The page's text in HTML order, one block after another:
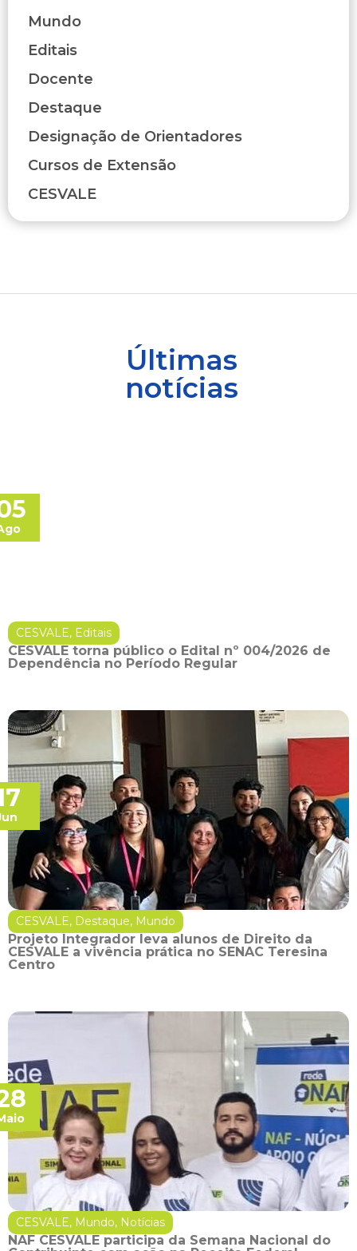
Mundo
Editais
Docente
Destaque
Designação de Orientadores
Cursos de Extensão
CESVALE
Últimas
notícias
CESVALE, Editais
CESVALE torna público o Edital nº 004/2026 de
Dependência no Período Regular
CESVALE, Destaque, Mundo
Projeto Integrador leva alunos de Direito da
CESVALE a vivência prática no SENAC Teresina
Centro
CESVALE, Mundo, Notícias
NAF CESVALE participa da Semana Nacional do